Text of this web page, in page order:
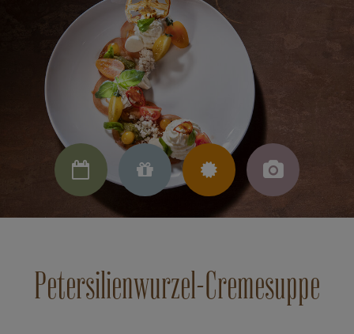
   
Petersilienwurzel-Cremesuppe